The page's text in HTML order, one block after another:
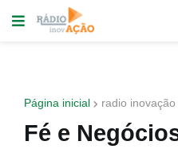
Página inicial radio inovação
Fé e